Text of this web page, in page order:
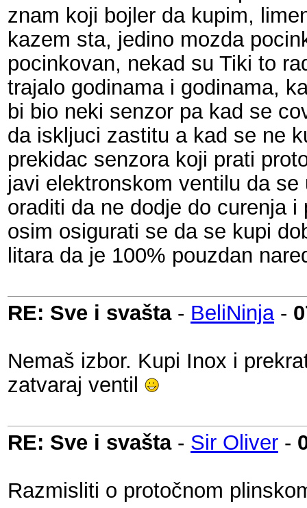
znam koji bojler da kupim,
kazem sta, jedino mozda
pocinkovan, nekad su Tiki to
trajalo godinama i godinama,
bi bio neki senzor pa kad se
da iskljuci zastitu a kad se ne
prekidac senzora koji prati
javi elektronskom ventilu da
oraditi da ne dodje do curenja
osim osigurati se da se kupi
litara da je 100% pouzdan
RE: Sve i svašta- BeliNinja-
Nemaš izbor. Kupi Inox i
zatvaraj ventil
RE: Sve i svašta- Sir Oliver -
Razmisliti o protočnom